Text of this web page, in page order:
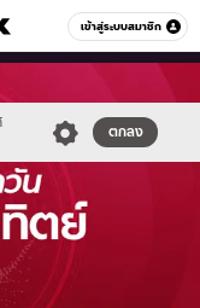
เข้าสู่ระบบสมาชิก
หมวดอื่นๆ
ตกลง